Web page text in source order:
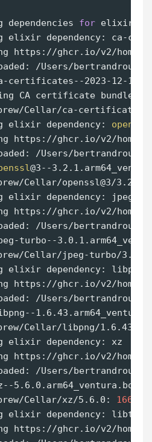
for elixir:
elixir dependency: ca-
https://ghcr.io/v2/
/Users/
certificates--2023-12-
CA certificate bundle
Cellar/ca-
dependency: openssl
https://ghcr.io/v2/
/Users/bertrandroussel/
@3--
Cellar/openssl@3/
dependency: jpeg-
https://ghcr.io/v2/
/Users/
turbo--
Cellar/jpeg-turbo/
dependency: libpng
https://ghcr.io/v2/
/Users/
Cellar/libpng/1.6.43:
dependency: xz
https://ghcr.io/v2/
/Users/
Cellar/xz/5.6.0:
166
elixir dependency: libtiff
https://ghcr.io/v2/